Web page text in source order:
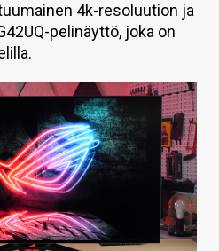
4k-resoluution ja
pelinäyttö, joka on